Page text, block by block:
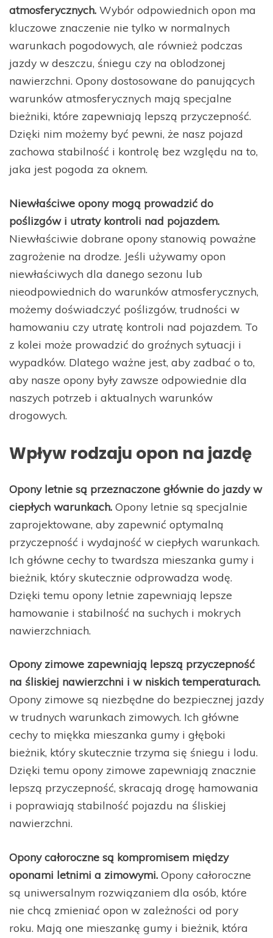
atmosferycznych. Wybór odpowiednich opon ma
kluczowe znaczenie nie tylko w normalnych
warunkach pogodowych, ale również podczas
jazdy w deszczu, śniegu czy na oblodzonej
nawierzchni. Opony dostosowane do panujących
warunków atmosferycznych mają specjalne
bieżniki, które zapewniają lepszą przyczepność.
Dzięki nim możemy być pewni, że nasz pojazd
zachowa stabilność i kontrolę bez względu na to,
jaka jest pogoda za oknem.
Niewłaściwe opony mogą prowadzić do
poślizgów i utraty kontroli nad pojazdem.
Niewłaściwie dobrane opony stanowią poważne
zagrożenie na drodze. Jeśli używamy opon
niewłaściwych dla danego sezonu lub
nieodpowiednich do warunków atmosferycznych,
możemy doświadczyć poślizgów, trudności w
hamowaniu czy utratę kontroli nad pojazdem. To
z kolei może prowadzić do groźnych sytuacji i
wypadków. Dlatego ważne jest, aby zadbać o to,
aby nasze opony były zawsze odpowiednie dla
naszych potrzeb i aktualnych warunków
drogowych.
Wpływ rodzaju opon na jazdę
Opony letnie są przeznaczone głównie do jazdy w
ciepłych warunkach. Opony letnie są specjalnie
zaprojektowane, aby zapewnić optymalną
przyczepność i wydajność w ciepłych warunkach.
Ich główne cechy to twardsza mieszanka gumy i
bieżnik, który skutecznie odprowadza wodę.
Dzięki temu opony letnie zapewniają lepsze
hamowanie i stabilność na suchych i mokrych
nawierzchniach.
Opony zimowe zapewniają lepszą przyczepność
na śliskiej nawierzchni i w niskich temperaturach.
Opony zimowe są niezbędne do bezpiecznej jazdy
w trudnych warunkach zimowych. Ich główne
cechy to miękka mieszanka gumy i głęboki
bieżnik, który skutecznie trzyma się śniegu i lodu.
Dzięki temu opony zimowe zapewniają znacznie
lepszą przyczepność, skracają drogę hamowania
i poprawiają stabilność pojazdu na śliskiej
nawierzchni.
Opony całoroczne są kompromisem między
oponami letnimi a zimowymi. Opony całoroczne
są uniwersalnym rozwiązaniem dla osób, które
nie chcą zmieniać opon w zależności od pory
roku. Mają one mieszankę gumy i bieżnik, która